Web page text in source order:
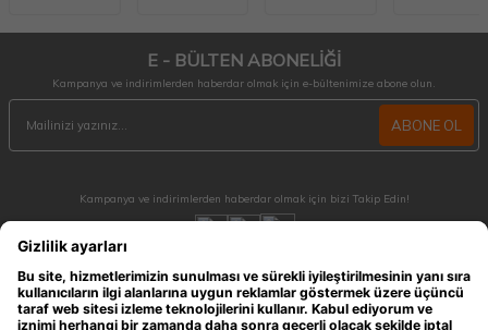
E - BÜLTEN ABONELİĞİ
Kampanya ve indirimlerden haberdar olmak için e-bültenimize abone olun.
ABONE OL
Kampanya ve indirimlerden haberdar olmak için bizi Takip Edin!
MÜŞTERİ HİZMETLERİ
Hafta içi 09:30 - 18:30 / Hafta sonu 10:00 - 17:00 arası merak ettiğiniz tüm sorular ve